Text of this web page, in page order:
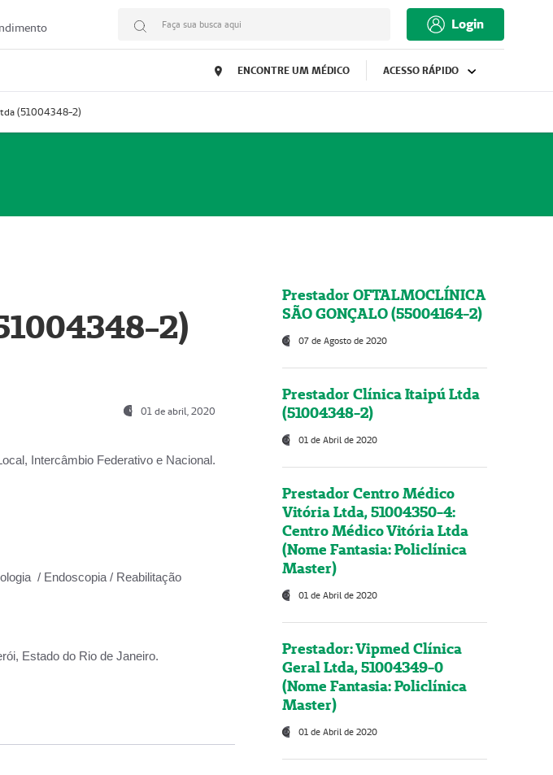
Faça sua busca aqui Login
ENCONTRE UM MÉDICO ACESSO RÁPIDO
(51004348-2)
2)
01 de abril, 2020
Intercâmbio Federativo e Nacional.
/ Endoscopia / Reabilitação
Estado do Rio de Janeiro.
Prestador OFTALMOCLÍNICA
SÃO GONÇALO (55004164-2)
07 de Agosto de 2020
Prestador Clínica Itaipú Ltda
(51004348-2)
01 de Abril de 2020
Prestador Centro Médico
Vitória Ltda, 51004350-4:
Centro Médico Vitória Ltda
(Nome Fantasia: Policlínica
Master)
01 de Abril de 2020
Prestador: Vipmed Clínica
Geral Ltda, 51004349-0
(Nome Fantasia: Policlínica
Master)
01 de Abril de 2020